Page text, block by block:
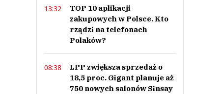
13:32
TOP 10 aplikacji
zakupowych w Polsce. Kto
rządzi na telefonach
Polaków?
08:38
LPP zwiększa sprzedaż o
18,5 proc. Gigant planuje aż
750 nowych salonów Sinsay